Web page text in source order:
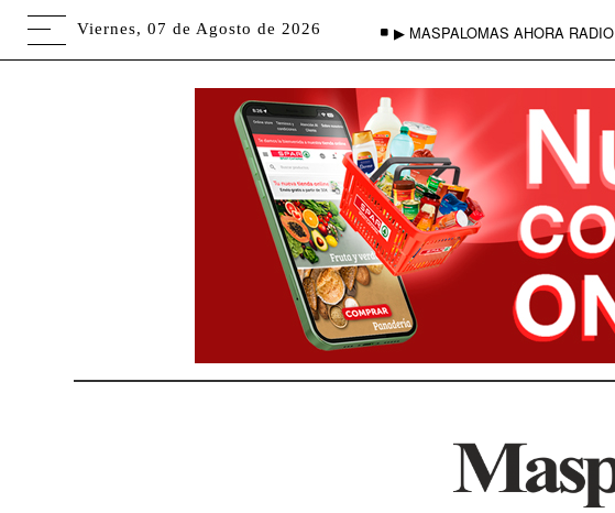
Viernes, 07 de Agosto de 2026 ▶ MASPALOMAS AHORA RADIO